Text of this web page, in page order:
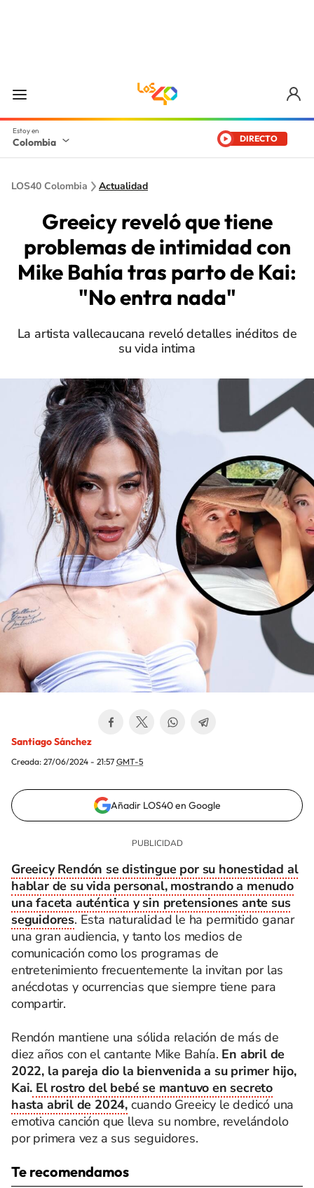
Colombia DIRECTO
LOS40 Colombia Actualidad
Greeicy reveló que tiene
problemas de intimidad con
Mike Bahía tras parto de Kai:
"No entra nada"
La artista vallecaucana reveló detalles inéditos de
su vida intima
Santiago Sánchez
Creada: 27/06/2024 - 21:57 GMT-5
Añadir LOS40 en Google
Greeicy Rendón se distingue por su honestidad al
hablar de su vida personal, mostrando a menudo
una faceta auténtica y sin pretensiones ante sus
seguidores. Esta naturalidad le ha permitido ganar
una gran audiencia, y tanto los medios de
comunicación como los programas de
entretenimiento frecuentemente la invitan por las
anécdotas y ocurrencias que siempre tiene para
compartir.
Rendón mantiene una sólida relación de más de
diez años con el cantante Mike Bahía. En abril de
2022, la pareja dio la bienvenida a su primer hijo,
Kai. El rostro del bebé se mantuvo en secreto
hasta abril de 2024, cuando Greeicy le dedicó una
emotiva canción que lleva su nombre, revelándolo
por primera vez a sus seguidores.
Te recomendamos